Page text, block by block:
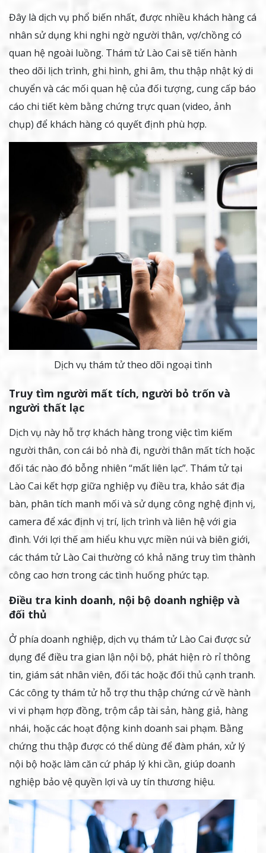
Đây là dịch vụ phổ biến nhất, được nhiều khách hàng cá
nhân sử dụng khi nghi ngờ người thân, vợ/chồng có
quan hệ ngoài luồng. Thám tử Lào Cai sẽ tiến hành
theo dõi lịch trình, ghi hình, ghi âm, thu thập nhật ký di
chuyển và các mối quan hệ của đối tượng, cung cấp báo
cáo chi tiết kèm bằng chứng trực quan (video, ảnh
chụp) để khách hàng có quyết định phù hợp.
Dịch vụ thám tử theo dõi ngoại tình
Truy tìm người mất tích, người bỏ trốn và
người thất lạc
Dịch vụ này hỗ trợ khách hàng trong việc tìm kiếm
người thân, con cái bỏ nhà đi, người thân mất tích hoặc
đối tác nào đó bỗng nhiên “mất liên lạc”. Thám tử tại
Lào Cai kết hợp giữa nghiệp vụ điều tra, khảo sát địa
bàn, phân tích manh mối và sử dụng công nghệ định vị,
camera để xác định vị trí, lịch trình và liên hệ với gia
đình. Với lợi thế am hiểu khu vực miền núi và biên giới,
các thám tử Lào Cai thường có khả năng truy tìm thành
công cao hơn trong các tình huống phức tạp.
Điều tra kinh doanh, nội bộ doanh nghiệp và
đối thủ
Ở phía doanh nghiệp, dịch vụ thám tử Lào Cai được sử
dụng để điều tra gian lận nội bộ, phát hiện rò rỉ thông
tin, giám sát nhân viên, đối tác hoặc đối thủ cạnh tranh.
Các công ty thám tử hỗ trợ thu thập chứng cứ về hành
vi vi phạm hợp đồng, trộm cắp tài sản, hàng giả, hàng
nhái, hoặc các hoạt động kinh doanh sai phạm. Bằng
chứng thu thập được có thể dùng để đàm phán, xử lý
nội bộ hoặc làm căn cứ pháp lý khi cần, giúp doanh
nghiệp bảo vệ quyền lợi và uy tín thương hiệu.